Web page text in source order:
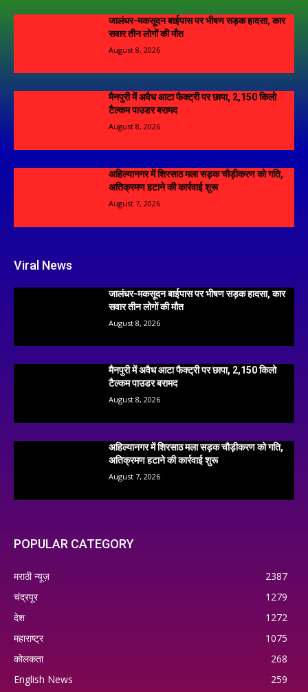
जालंधर-मकसूदन बाईपास पर भीषण सड़क हादसा, कार
सवार तीन लोगों की मौत
August 8, 2026
मैनपुरी में अवैध आटा फैक्ट्री पर छापा, 2,150 किलो
टैल्कम पाउडर बरामद
August 8, 2026
अहिल्यानगर में शिरसाठ मला सड़क चौड़ीकरण को गति,
अतिक्रमण हटाने की कार्रवाई शुरू
August 7, 2026
Viral News
जालंधर-मकसूदन बाईपास पर भीषण सड़क हादसा, कार
सवार तीन लोगों की मौत
August 8, 2026
मैनपुरी में अवैध आटा फैक्ट्री पर छापा, 2,150 किलो
टैल्कम पाउडर बरामद
August 8, 2026
अहिल्यानगर में शिरसाठ मला सड़क चौड़ीकरण को गति,
अतिक्रमण हटाने की कार्रवाई शुरू
August 7, 2026
POPULAR CATEGORY
मराठी न्यूज़
2387
चंद्रपूर
1279
देश
1272
महाराष्ट्र
1075
कोलकता
268
English News
259